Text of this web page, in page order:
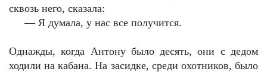
сквозь него, сказала:
—Я думала, у нас все получится.
Однажды, когда Антону было десять, они с дедом
ходили на кабана. На засидке, среди охотников, было